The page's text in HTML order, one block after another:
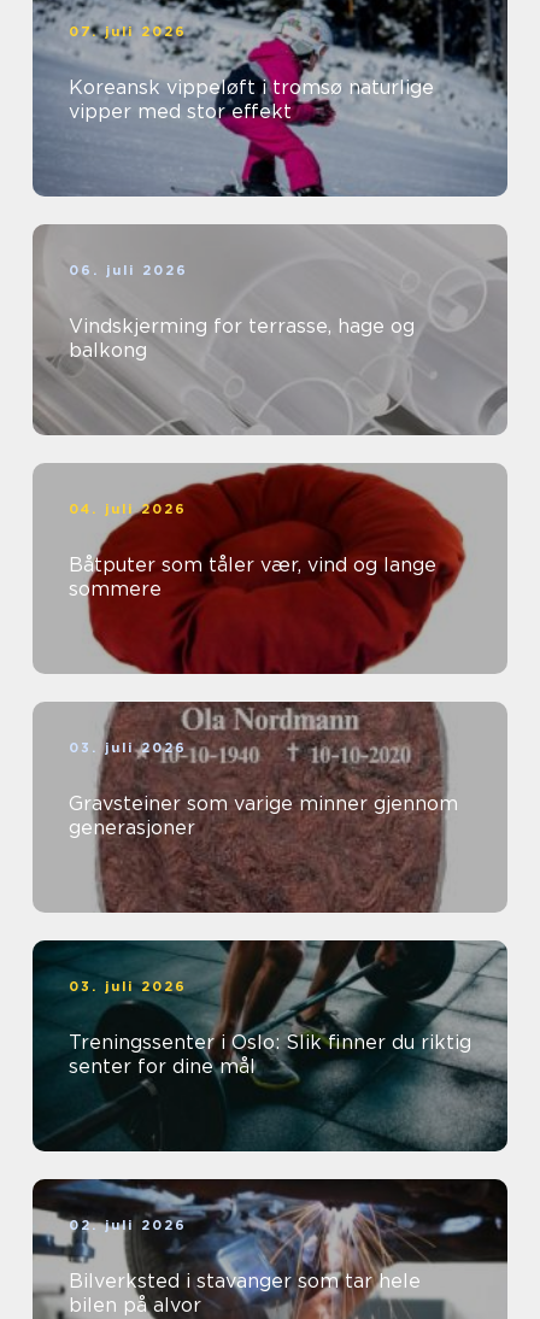
07. juli 2026
Koreansk vippeløft i tromsø naturlige
vipper med stor effekt
06. juli 2026
Vindskjerming for terrasse, hage og
balkong
04. juli 2026
Båtputer som tåler vær, vind og lange
sommere
03. juli 2026
Gravsteiner som varige minner gjennom
generasjoner
03. juli 2026
Treningssenter i Oslo: Slik finner du riktig
senter for dine mål
02. juli 2026
Bilverksted i stavanger som tar hele
bilen på alvor